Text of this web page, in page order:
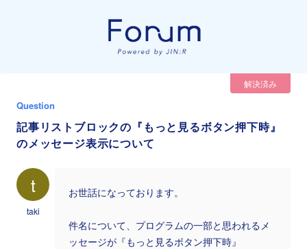
解決済み
Question
記事リストブロックの『もっと見るボタン押下時』
のメッセージ表示について
t
taki
お世話になっております。
件名について、プログラムの一部と思われるメ
ッセージが『もっと見るボタン押下時』